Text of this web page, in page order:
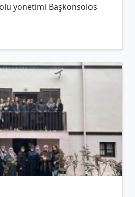
yönetimi Başkonsolos